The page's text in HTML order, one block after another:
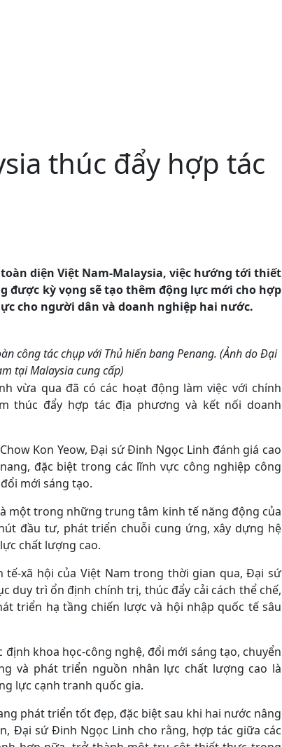
thúc đẩy hợp tác
diện Việt Nam-Malaysia, việc hướng tới thiết
được kỳ vọng sẽ tạo thêm động lực mới cho hợp
cho người dân và doanh nghiệp hai nước.
công tác chụp với Thủ hiến bang Penang. (Ảnh do Đại
tại Malaysia cung cấp)
vừa qua đã có các hoạt động làm việc với chính
thúc đẩy hợp tác địa phương và kết nối doanh
Kon Yeow, Đại sứ Đinh Ngọc Linh đánh giá cao
đặc biệt trong các lĩnh vực công nghiệp công
mới sáng tạo.
một trong những trung tâm kinh tế năng động của
đầu tư, phát triển chuỗi cung ứng, xây dựng hệ
chất lượng cao.
xã hội của Việt Nam trong thời gian qua, Đại sứ
duy trì ổn định chính trị, thúc đẩy cải cách thể chế,
triển hạ tầng chiến lược và hội nhập quốc tế sâu
khoa học-công nghệ, đổi mới sáng tạo, chuyển
và phát triển nguồn nhân lực chất lượng cao là
lực cạnh tranh quốc gia.
phát triển tốt đẹp, đặc biệt sau khi hai nước nâng
Đại sứ Đinh Ngọc Linh cho rằng, hợp tác giữa các